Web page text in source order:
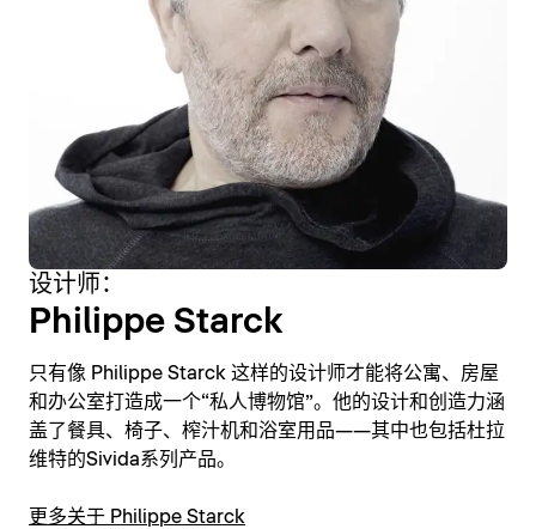
设计师：
Philippe Starck
只有像 Philippe Starck 这样的设计师才能将公寓、房屋
和办公室打造成一个“私人博物馆”。他的设计和创造力涵
盖了餐具、椅子、榨汁机和浴室用品——其中也包括杜拉
维特的Sivida系列产品。
更多关于 Philippe Starck